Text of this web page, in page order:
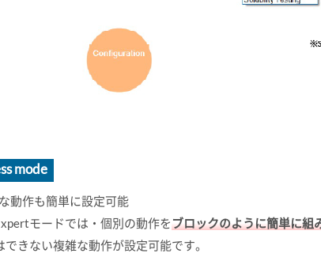
mode
動作も簡単に設定可能
モードでは・個別の動作をブロックのように簡単に組
できない複雑な動作が設定可能です。